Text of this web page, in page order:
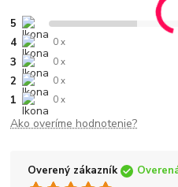
5
4 0 x
3 0 x
2 0 x
1 0 x
Ako overíme hodnotenie?
Overený zákazník